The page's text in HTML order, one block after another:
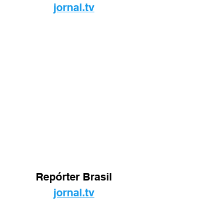
jornal.tv
Repórter Brasil
jornal.tv